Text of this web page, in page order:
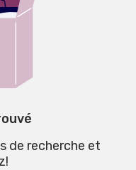
de recherche et